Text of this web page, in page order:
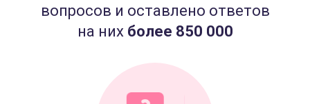
вопросов и оставлено ответов
на них более 850 000